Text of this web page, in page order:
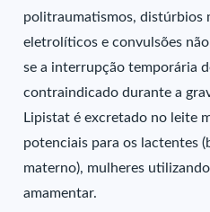
politraumatismos, distúrbios
eletrolíticos e convulsões
se a interrupção temporária
contraindicado durante a
Lipistat é excretado no leite
potenciais para os lactentes
materno), mulheres
amamentar.